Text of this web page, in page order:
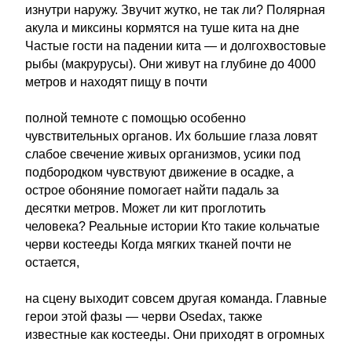
изнутри наружу. Звучит жутко, не так ли? Полярная
акула и миксины кормятся на туше кита на дне
Частые гости на падении кита — и долгохвостовые
рыбы (макрурусы). Они живут на глубине до 4000
метров и находят пищу в почти
полной темноте с помощью особенно
чувствительных органов. Их большие глаза ловят
слабое свечение живых организмов, усики под
подбородком чувствуют движение в осадке, а
острое обоняние помогает найти падаль за
десятки метров. Может ли кит проглотить
человека? Реальные истории Кто такие кольчатые
черви костееды Когда мягких тканей почти не
остается,
на сцену выходит совсем другая команда. Главные
герои этой фазы — черви Osedax, также
известные как костееды. Они приходят в огромных